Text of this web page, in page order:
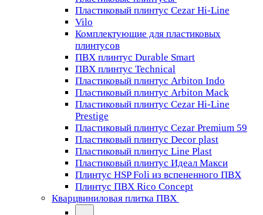
Пластиковый плинтус Cezar Hi-Line
Vilo
Комплектующие для пластиковых
плинтусов
ПВХ плинтус Durable Smart
ПВХ плинтус Technical
Пластиковый плинтус Arbiton Indo
Пластиковый плинтус Arbiton Mack
Пластиковый плинтус Cezar Hi-Line
Prestige
Пластиковый плинтус Cezar Premium 59
Пластиковый плинтус Decor plast
Пластиковый плинтус Line Plast
Пластиковый плинтус Идеал Макси
Плинтус HSP Foli из вспененного ПВХ
Плинтус ПВХ Rico Concept
Кварцвиниловая плитка ПВХ